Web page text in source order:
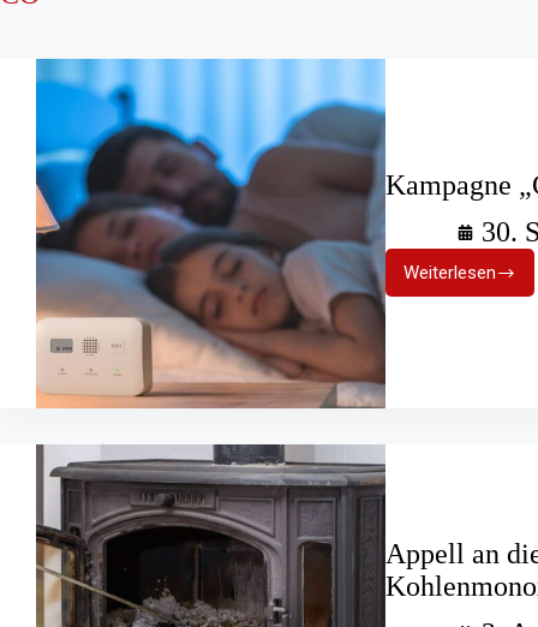
Kampagne
30.
WeiterlesenKampagne
„CO
Appell an